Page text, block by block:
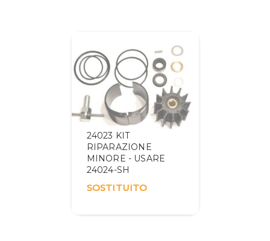
24023 KIT
RIPARAZIONE
MINORE - USARE
24024-SH
SOSTITUITO